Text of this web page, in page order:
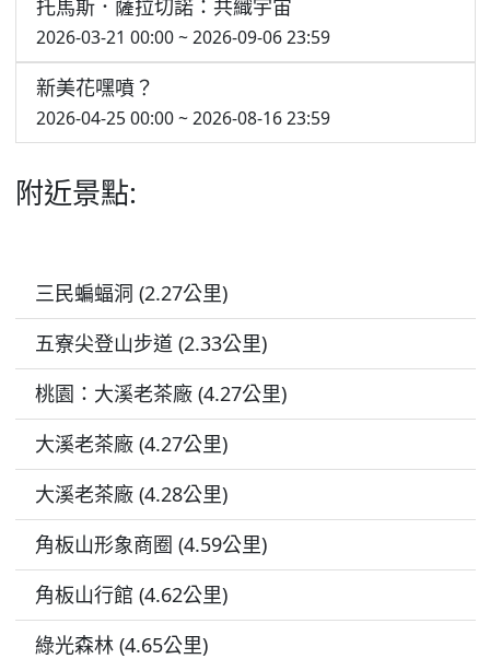
托馬斯．薩拉切諾：共織宇宙
2026-03-21 00:00 ~ 2026-09-06 23:59
新美花嘿噴？
2026-04-25 00:00 ~ 2026-08-16 23:59
附近景點:
三民蝙蝠洞 (2.27公里)
五寮尖登山步道 (2.33公里)
桃園：大溪老茶廠 (4.27公里)
大溪老茶廠 (4.27公里)
大溪老茶廠 (4.28公里)
角板山形象商圈 (4.59公里)
角板山行館 (4.62公里)
綠光森林 (4.65公里)